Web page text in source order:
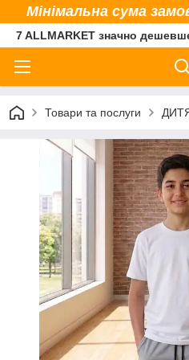
Мінімальна сума
7 ALLMARKET значно
Товари та послуги